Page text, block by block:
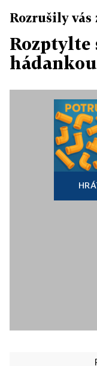
Rozrušily vás
Rozptylte
hádankou